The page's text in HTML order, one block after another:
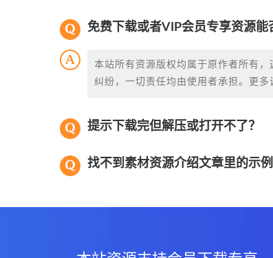
免费下载或者VIP会员专享资源能
本站所有资源版权均属于原作者所有
纠纷，一切责任均由使用者承担。更多
提示下载完但解压或打开不了？
找不到素材资源介绍文章里的示例